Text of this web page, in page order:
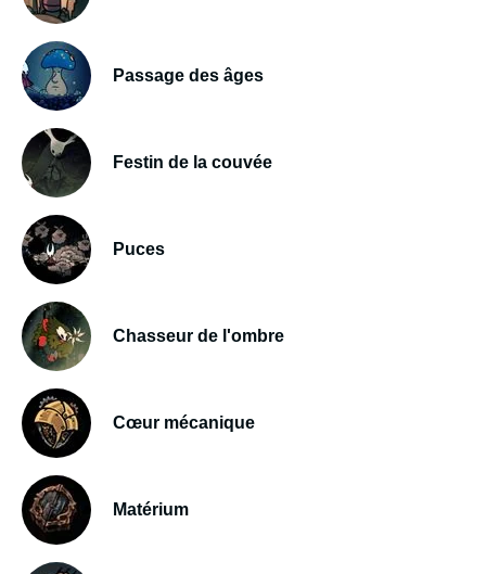
Passage des âges
Festin de la couvée
Puces
Chasseur de l'ombre
Cœur mécanique
Matérium